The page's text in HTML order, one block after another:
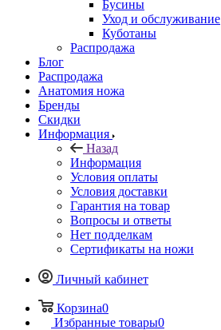
Бусины
Уход и обслуживание
Куботаны
Распродажа
Блог
Распродажа
Анатомия ножа
Бренды
Скидки
Информация
Назад
Информация
Условия оплаты
Условия доставки
Гарантия на товар
Вопросы и ответы
Нет подделкам
Сертификаты на ножи
Личный кабинет
Корзина0
Избранные товары0